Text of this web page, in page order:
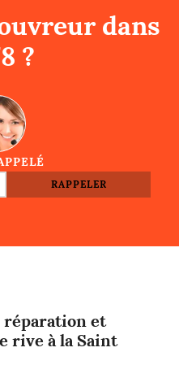
dans
?
et
rive à la Saint